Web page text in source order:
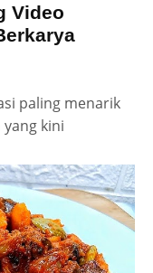
Video
paling menarik
kini